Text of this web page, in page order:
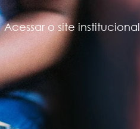
Acessar o site institucional